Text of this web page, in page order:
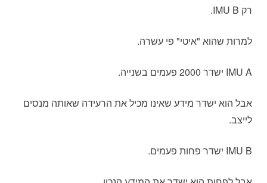
רק IMU B.
למרות שהוא "איטי" פי עשרה.
IMU A ישדר 2000 פעמים בשנייה.
אבל הוא ישדר מידע שאינו מכיל את הרעידה שאותה מנסים
לייצב.
IMU B ישדר פחות פעמים.